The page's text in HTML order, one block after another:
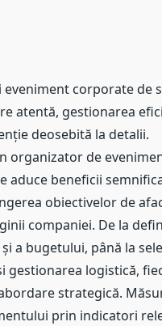
corporate de
atentă, gestionarea
deosebită la detalii.
organizator de
aduce beneficii
obiectivelor de
companiei. De la
a bugetului, până la
gestionarea logistică,
strategică.
prin indicatori